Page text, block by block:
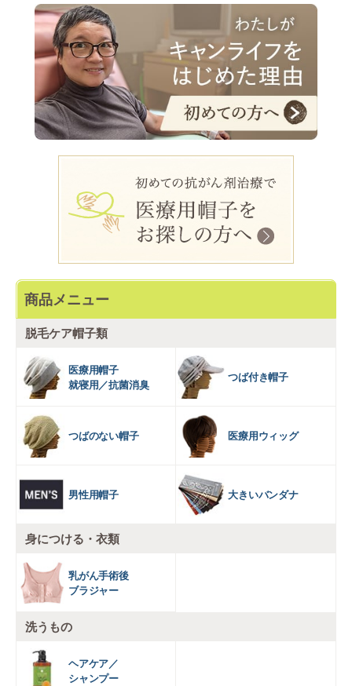
商品メニュー
脱毛ケア帽子類
医療用帽子
就寝用／抗菌消臭
つば付き帽子
つばのない帽子 医療用ウィッグ
男性用帽子 大きいバンダナ
身につける・衣類
乳がん手術後
ブラジャー
洗うもの
ヘアケア／
シャンプー